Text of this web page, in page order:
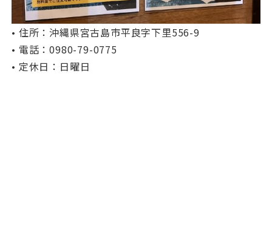
• 住所：沖縄県宮古島市平良字下里556-9
• 電話：0980-79-0775
• 定休日：日曜日